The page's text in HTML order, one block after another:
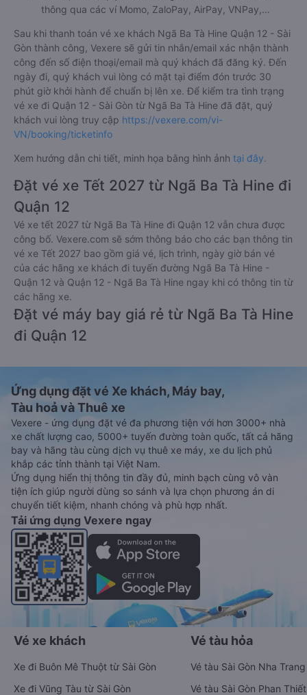
thông qua các ví Momo, ZaloPay, AirPay, VNPay,…
Sau khi thanh toán vé xe khách Ngã Ba Tà Hine Quận 12 - Sài
Gòn thành công, Vexere sẽ gửi tin nhắn/email xác nhận thành
công đến số điện thoại/email mà quý khách đã đăng ký. Đến
ngày đi, quý khách vui lòng có mặt tại điểm đón trước 30
phút giờ khởi hành để chuẩn bị lên xe. Để kiểm tra tình trạng
vé xe đi Quận 12 - Sài Gòn từ Ngã Ba Tà Hine đã đặt, quý
khách vui lòng truy cập https://vexere.com/vi-
VN/booking/ticketinfo
Xem hướng dẫn chi tiết, minh họa bằng hình ảnh tại đây.
Đặt vé xe Tết 2027 từ Ngã Ba Tà Hine đi
Quận 12
Vé xe tết 2027 từ Ngã Ba Tà Hine đi Quận 12 vẫn chưa được
công bố. Vexere.com sẽ sớm thông báo cho các bạn thông tin
vé xe Tết 2027 bao gồm giá vé, lịch trình, ngày giờ bán vé
của các hãng xe khách đi tuyến đường Ngã Ba Tà Hine -
Quận 12 và Quận 12 - Ngã Ba Tà Hine ngay khi có thông tin từ
các hãng xe.
Đặt vé máy bay giá rẻ từ Ngã Ba Tà Hine
đi Quận 12
Ứng dụng đặt vé Xe khách, Máy bay,
Tàu hoả và Thuê xe
Vexere - ứng dụng đặt vé đa phương tiện với hơn 3000+ nhà
xe chất lượng cao, 5000+ tuyến đường toàn quốc, tất cả hãng
bay và hãng tàu cùng dịch vụ thuê xe máy, xe du lịch phủ
khắp các tỉnh thành tại Việt Nam.
Ứng dụng hiển thị thông tin đầy đủ, minh bạch cùng vô vàn
tiện ích giúp người dùng so sánh và lựa chọn phương án di
chuyển tiết kiệm, nhanh chóng và phù hợp nhất.
Tải ứng dụng Vexere ngay
Vé xe khách
Xe đi Buôn Mê Thuột từ Sài Gòn
Xe đi Vũng Tàu từ Sài Gòn
Vé tàu hỏa
Vé tàu Sài Gòn Nha Trang
Vé tàu Sài Gòn Phan Thiết